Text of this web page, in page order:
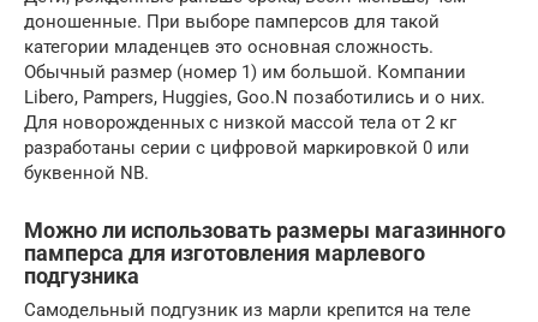
доношенные. При выборе памперсов для такой
категории младенцев это основная сложность.
Обычный размер (номер 1) им большой. Компании
Libero, Pampers, Huggies, Goo.N позаботились и о них.
Для новорожденных с низкой массой тела от 2 кг
разработаны серии с цифровой маркировкой 0 или
буквенной NB.
Можно ли использовать размеры магазинного
памперса для изготовления марлевого
подгузника
Самодельный подгузник из марли крепится на теле